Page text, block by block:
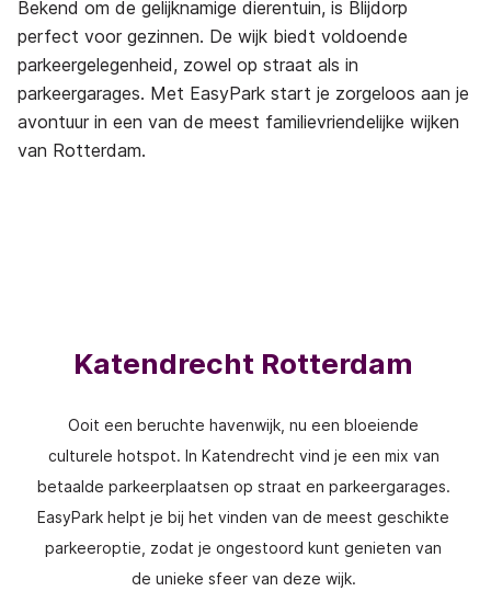
Bekend om de gelijknamige dierentuin, is Blijdorp
perfect voor gezinnen. De wijk biedt voldoende
parkeergelegenheid, zowel op straat als in
parkeergarages. Met EasyPark start je zorgeloos aan je
avontuur in een van de meest familievriendelijke wijken
van Rotterdam.
Katendrecht Rotterdam
Ooit een beruchte havenwijk, nu een bloeiende
culturele hotspot. In Katendrecht vind je een mix van
betaalde parkeerplaatsen op straat en parkeergarages.
EasyPark helpt je bij het vinden van de meest geschikte
parkeeroptie, zodat je ongestoord kunt genieten van
de unieke sfeer van deze wijk.